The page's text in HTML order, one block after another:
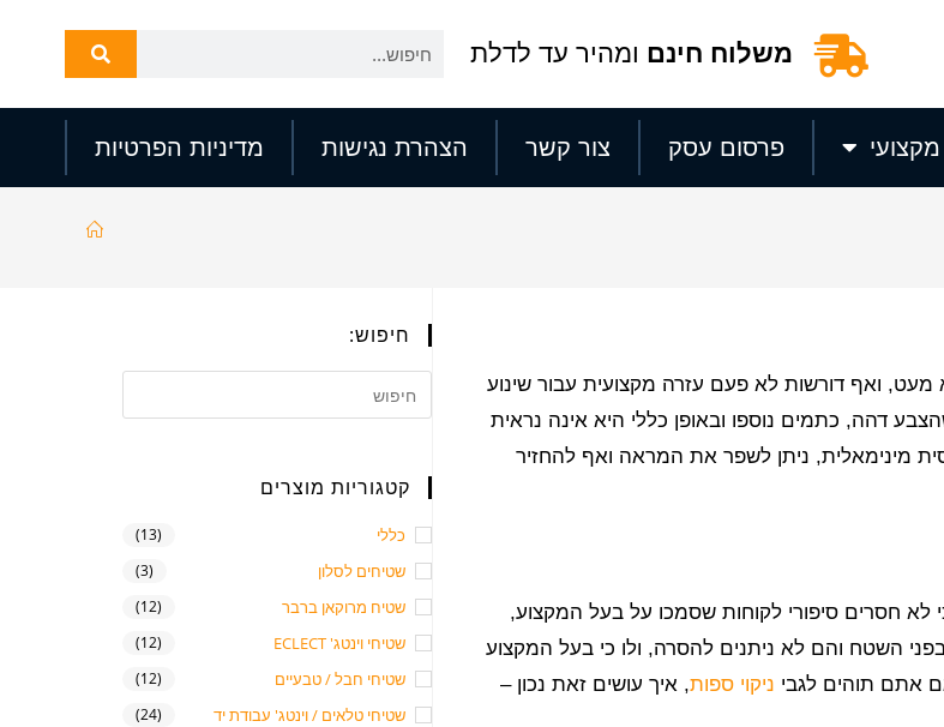
משלוח חינם ומהיר עד לדלת
פרסום עסק צור קשר הצהרת נגישות מדיניות הפרטיות
מעט, ואף דורשות לא פעם עזרה מקצועית עבור שינוע
דהה, כתמים נוספו ובאופן כללי היא אינה נראית
מינימאלית, ניתן לשפר את המראה ואף להחזיר
לא חסרים סיפורי לקוחות שסמכו על בעל המקצוע,
השטח והם לא ניתנים להסרה, ולו כי בעל המקצוע
אתם תוהים לגבי ניקוי ספות, איך עושים זאת נכון –
חיפוש:
קטגוריות מוצרים
כללי (13)
שטיחים לסלון (3)
שטיח מרוקאן ברבר (12)
שטיחי וינטג' ECLECT (12)
שטיחי חבל / טבעיים (12)
שטיחי טלאים / וינטג' עבודת יד (24)